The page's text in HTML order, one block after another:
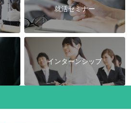
就活セミナー
インターンシップ